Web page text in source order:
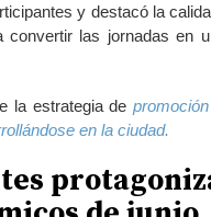
y destacó la
las jornadas en
la estrategia de
en la ciudad.